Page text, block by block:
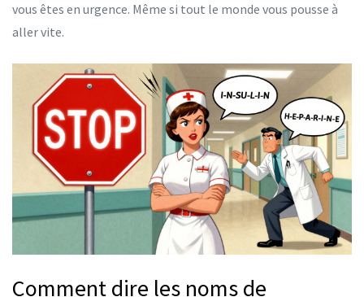
vous êtes en urgence. Même si tout le monde vous pousse à
aller vite.
Comment dire les noms de